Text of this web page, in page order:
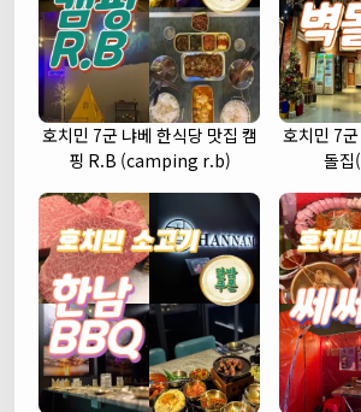
호치민 7군 냐베 한식당 맛집 캠
핑 R.B (camping r.b)
호치민 7
돌